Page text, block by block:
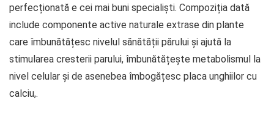
perfecționată e cei mai buni specialiști. Compoziția dată
include componente active naturale extrase din plante
care îmbunătățesc nivelul sănătății părului și ajută la
stimularea cresterii parului, îmbunătățește metabolismul la
nivel celular și de asenebea îmbogățesc placa unghiilor cu
calciu,.